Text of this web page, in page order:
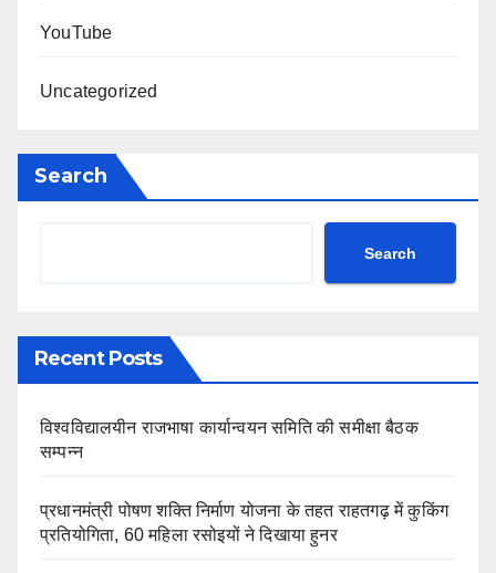
YouTube
Uncategorized
Search
Search
Recent Posts
विश्वविद्यालयीन राजभाषा कार्यान्वयन समिति की समीक्षा बैठक
सम्पन्न
प्रधानमंत्री पोषण शक्ति निर्माण योजना के तहत राहतगढ़ में कुकिंग
प्रतियोगिता, 60 महिला रसोइयों ने दिखाया हुनर